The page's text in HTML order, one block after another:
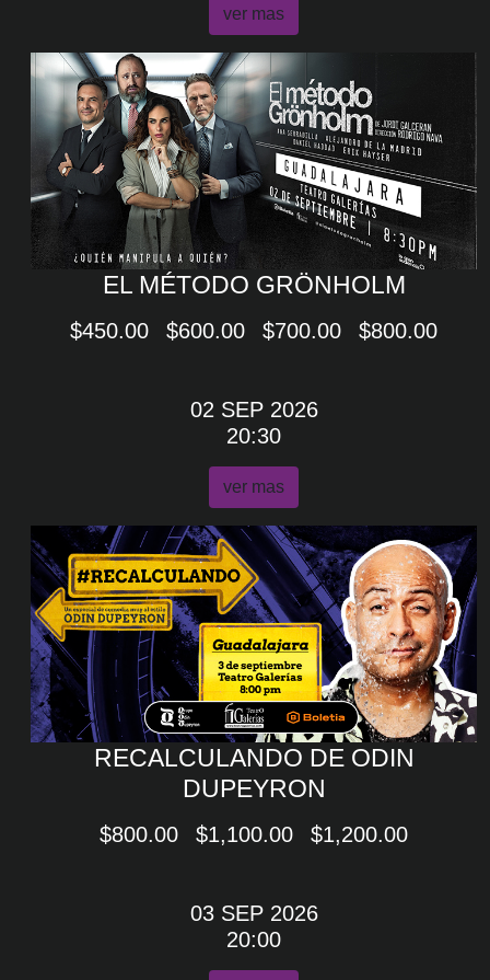
ver mas
EL MÉTODO GRÖNHOLM
$450.00 $600.00 $700.00 $800.00
02 SEP 2026
20:30
ver mas
RECALCULANDO DE ODIN
DUPEYRON
$800.00 $1,100.00 $1,200.00
03 SEP 2026
20:00